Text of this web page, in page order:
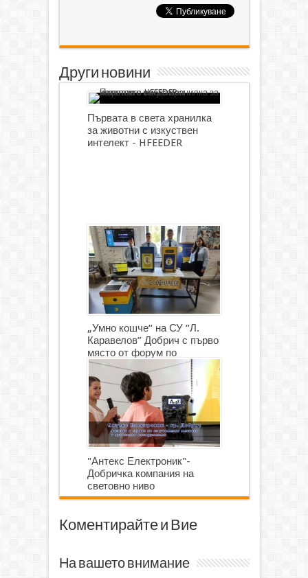
Други новини
Първата в света хранилка
за животни с изкуствен
интелект - HFEEDER
„Умно кошче“ на СУ “Л.
Каравелов” Добрич с първо
място от форум по
роботика
"Антекс Електроник"-
Добричка компания на
световно ниво
Коментирайте и Вие
На вашето внимание